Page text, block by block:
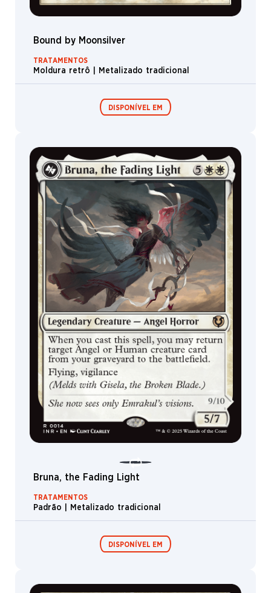
Bound by Moonsilver
TRATAMENTOS
Moldura retrô | Metalizado tradicional
DISPONÍVEL EM
Boosters de
Jogo
Boosters de
Colecionador
Bruna, the Fading Light
TRATAMENTOS
Padrão | Metalizado tradicional
DISPONÍVEL EM